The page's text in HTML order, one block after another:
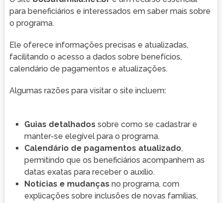
para beneficiários e interessados em saber mais sobre
o programa.
Ele oferece informações precisas e atualizadas,
facilitando o acesso a dados sobre benefícios,
calendário de pagamentos e atualizações.
Algumas razões para visitar o site incluem:
Guias detalhados sobre como se cadastrar e
manter-se elegível para o programa.
Calendário de pagamentos atualizado,
permitindo que os beneficiários acompanhem as
datas exatas para receber o auxílio.
Notícias e mudanças no programa, com
explicações sobre inclusões de novas famílias,